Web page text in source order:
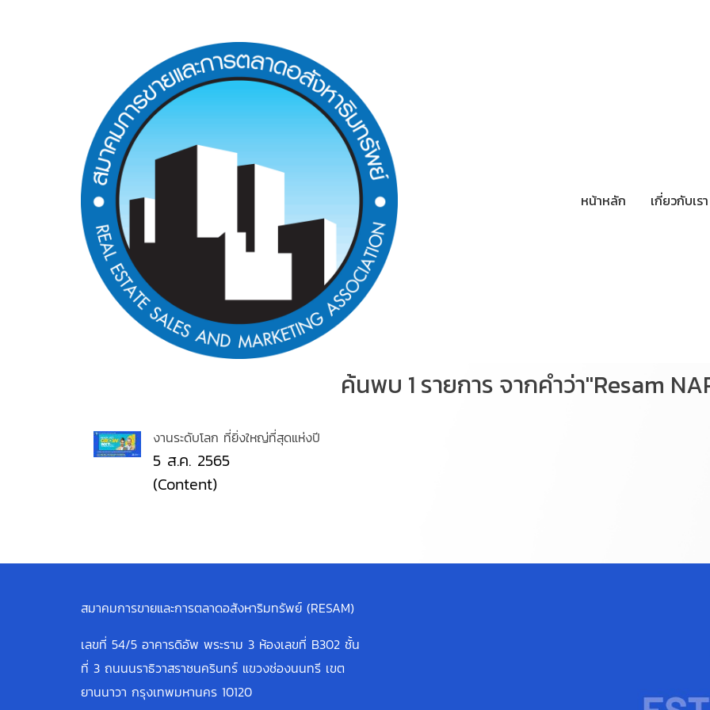
หน้าหลัก เกี่ยวกับเร
ค้นพบ 1 รายการ จากคำว่า"Resam
งานระดับโลก ที่ยิ่งใหญ่ที่สุดแห่งปี
5 ส.ค. 2565
(Content)
สมาคมการขายและการตลาดอสังหาริมทรัพย์ (RESAM)
เลขที่ 54/5 อาคารดิอัพ พระราม 3 ห้องเลขที่ B302 ชั้น
ที่ 3 ถนนนราธิวาสราชนครินทร์ แขวงช่องนนทรี เขต
ยานนาวา กรุงเทพมหานคร 10120